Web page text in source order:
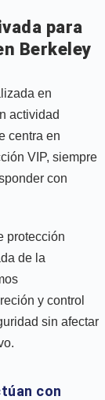
para
Berkeley
en
actividad
centra en
VIP, siempre
con
protección
de la
y control
sin afectar
con